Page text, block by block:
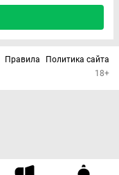
Правила
Политика сайта
18+